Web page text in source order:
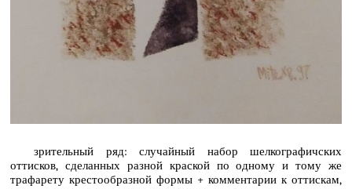
зрительный ряд: случайный набор шелкографичских
оттисков, сделанных разной краской по одному и тому же
трафарету крестообразной формы + комментарии к оттискам,